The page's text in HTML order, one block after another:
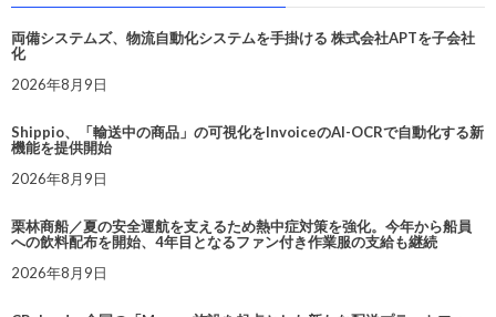
両備システムズ、物流自動化システムを手掛ける 株式会社APTを子会社
化
2026年8月9日
Shippio、「輸送中の商品」の可視化をInvoiceのAI-OCRで自動化する新
機能を提供開始
2026年8月9日
栗林商船／夏の安全運航を支えるため熱中症対策を強化。今年から船員
への飲料配布を開始、4年目となるファン付き作業服の支給も継続
2026年8月9日